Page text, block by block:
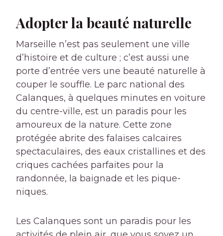
Adopter la beauté naturelle
Marseille n’est pas seulement une ville
d’histoire et de culture ; c’est aussi une
porte d’entrée vers une beauté naturelle à
couper le souffle. Le parc national des
Calanques, à quelques minutes en voiture
du centre-ville, est un paradis pour les
amoureux de la nature. Cette zone
protégée abrite des falaises calcaires
spectaculaires, des eaux cristallines et des
criques cachées parfaites pour la
randonnée, la baignade et les pique-
niques.
Les Calanques sont un paradis pour les